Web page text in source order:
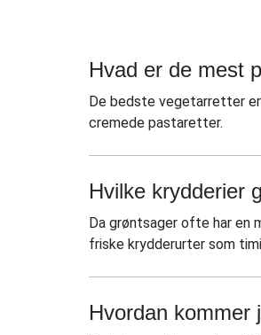
Hvad er de mest
De bedste vegetarretter
cremede pastaretter.
Hvilke krydderier
Da grøntsager ofte har en
friske krydderurter som
Hvordan kommer